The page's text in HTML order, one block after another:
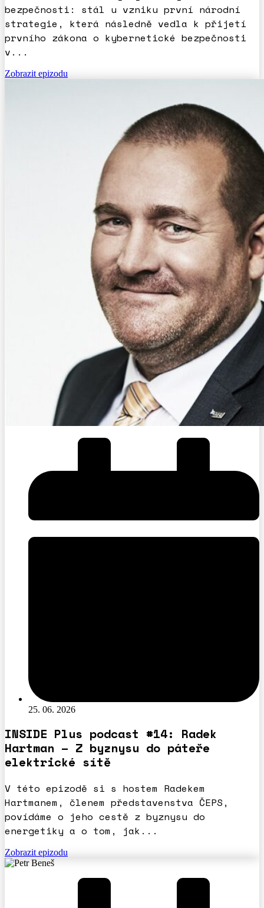
bezpečnosti: stál u vzniku první národní
strategie, která následně vedla k přijetí
prvního zákona o kybernetické bezpečnosti
v...
Zobrazit epizodu
25. 06. 2026
INSIDE Plus podcast #14: Radek
Hartman – Z byznysu do páteře
elektrické sítě
V této epizodě si s hostem Radekem
Hartmanem, členem představenstva ČEPS,
povídáme o jeho cestě z byznysu do
energetiky a o tom, jak...
Zobrazit epizodu